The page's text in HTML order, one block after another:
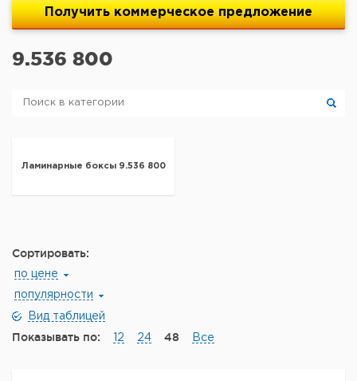
Получить коммерческое предложение
9.536 800
Ламинарные боксы 9.536 800
Сортировать:
по цене
популярности
Вид таблицей
Показывать по: 12 24 48 Все